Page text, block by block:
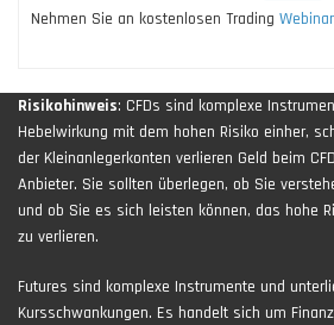
Nehmen Sie an kostenlosen Trading
Risikohinweis: CFDs sind komplexe
Hebelwirkung mit dem hohen Risiko einher,
der Kleinanlegerkonten verlieren Geld beim
Anbieter. Sie sollten überlegen, ob Sie
und ob Sie es sich leisten können, das hohe
zu verlieren.
Futures sind komplexe Instrumente und
Kursschwankungen. Es handelt sich um